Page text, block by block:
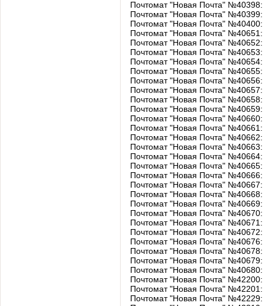
Почтомат "Новая Почта" №40398:
Почтомат "Новая Почта" №40399:
Почтомат "Новая Почта"
Почтомат "Новая Почта"
Почтомат "Новая Почта"
Почтомат "Новая Почта"
Почтомат "Новая Почта"
Почтомат "Новая Почта"
Почтомат "Новая Почта"
Почтомат "Новая Почта" №40657:
Почтомат "Новая Почта"
Почтомат "Новая Почта"
Почтомат "Новая Почта"
Почтомат "Новая Почта"
Почтомат "Новая Почта"
Почтомат "Новая Почта"
Почтомат "Новая Почта"
Почтомат "Новая Почта"
Почтомат "Новая Почта"
Почтомат "Новая Почта"
Почтомат "Новая Почта"
Почтомат "Новая Почта" №40669:
Почтомат "Новая Почта"
Почтомат "Новая Почта" №40671:
Почтомат "Новая Почта"
Почтомат "Новая Почта"
Почтомат "Новая Почта"
Почтомат "Новая Почта" №40679:
Почтомат "Новая Почта"
Почтомат "Новая Почта"
Почтомат "Новая Почта" №42201:
Почтомат "Новая Почта" №42229: